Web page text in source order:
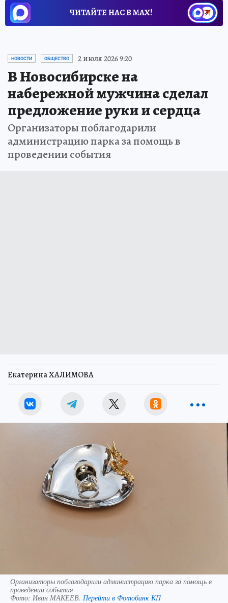
ЧИТАЙТЕ НАС В МАХ!
НОВОСТИ ОБЩЕСТВО 2 июля 2026 9:20
В Новосибирске на
набережной мужчина сделал
предложение руки и сердца
Организаторы поблагодарили
администрацию парка за помощь в
проведении события
Екатерина ХАЛИМОВА
Организаторы поблагодарили администрацию парка за помощь в
проведении события
Фото: Иван МАКЕЕВ. Перейти в Фотобанк КП